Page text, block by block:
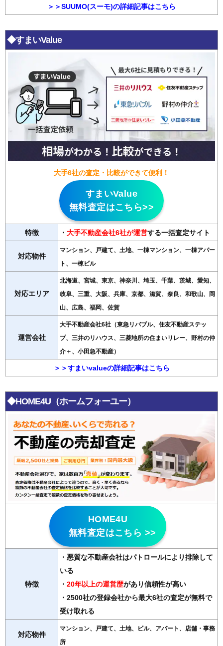
＞＞SUUMO(スーモ)の詳細記事はこちら
◆すまいValue
大手6社の査定・比較ができて便利！
すまいValue
無料査定はこちら>>
特徴 ・ 大手不動産会社6社が運営する一括査定サイト
対応物件
マンション、戸建て、土地、一棟マンション、一棟アパー
ト、一棟ビル
対応エリア
北海道、宮城、東京、神奈川、埼玉、千葉、茨城、愛知、
岐阜、三重、大阪、兵庫、京都、滋賀、奈良、和歌山、岡
山、広島、福岡、佐賀
運営会社
大手不動産会社6社（東急リバブル、住友不動産ステッ
プ、三井のリハウス、三菱地所の住まいリレー、野村の仲
介＋、小田急不動産）
＞＞すまいvalueの詳細記事はこちら
◆HOME4U（ホームフォーユー）
HOME4U
無料査定はこちら >>
特徴
・悪質な不動産会社はパトロールにより排除して
いる
・ 20年以上の運営歴があり信頼性が高い
・2500社の登録会社から最大6社の査定が無料で
受け取れる
対応物件
マンション、戸建て、土地、ビル、アパート、店舗・事務
所